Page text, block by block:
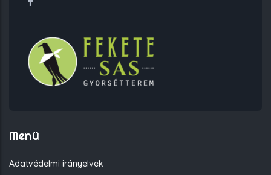
Menü
Adatvédelmi irányelvek